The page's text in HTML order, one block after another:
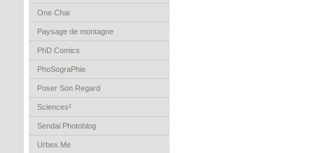
One Chai
Paysage de montagne
PhD Comics
PhoSograPhie
Poser Son Regard
Sciences²
Sendai Photoblog
Urbex.Me